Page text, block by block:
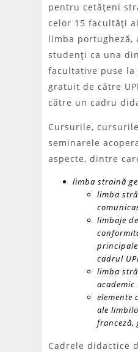
pentru cetăţeni
celor 15 facultăţi
limba portugheză,
studenţi ca una
facultative puse
gratuit de către
către un cadru
Cursurile,
seminarele
aspecte, dintre
limba straină
limba
limbaje
cadrul
limba
academic
elemente
ale
franceză,
Cadrele didactice